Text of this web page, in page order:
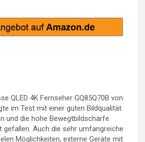
QLED 4K Fernseher GQ85Q70B von
im Test mit einer guten Bildqualität.
und die hohe Bewegtbildschärfe
gefallen. Auch die sehr umfangreiche
Möglichkeiten, externe Geräte mit